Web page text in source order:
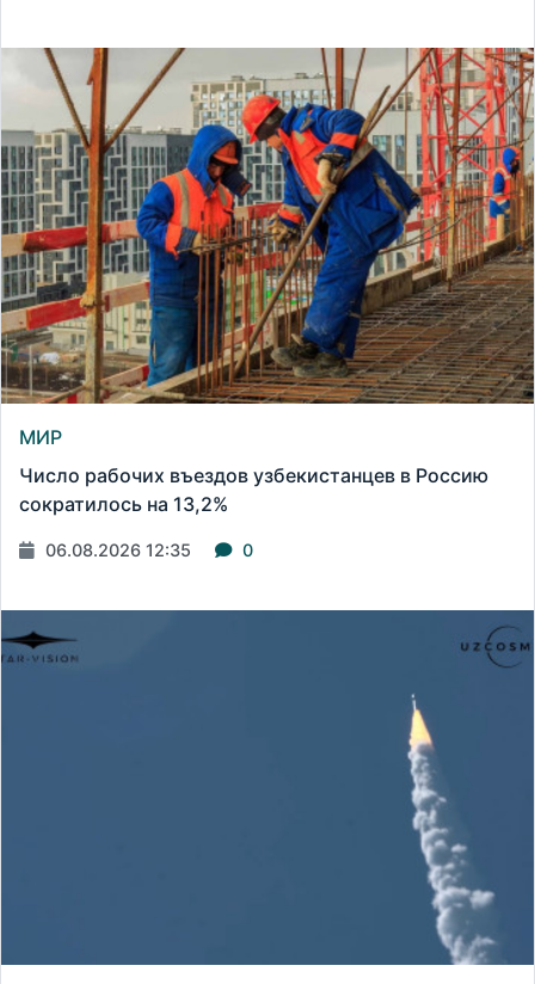
МИР
Число рабочих въездов узбекистанцев в Россию
сократилось на 13,2%
06.08.2026 12:35 0